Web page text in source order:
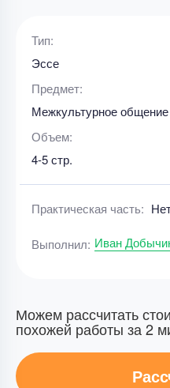
Тип:
Эссе
Предмет:
Межкультурное общение
Объем:
4-5 стр.
Практическая часть:
Выполнил: Иван
Можем рассчитать
похожей работы за 2